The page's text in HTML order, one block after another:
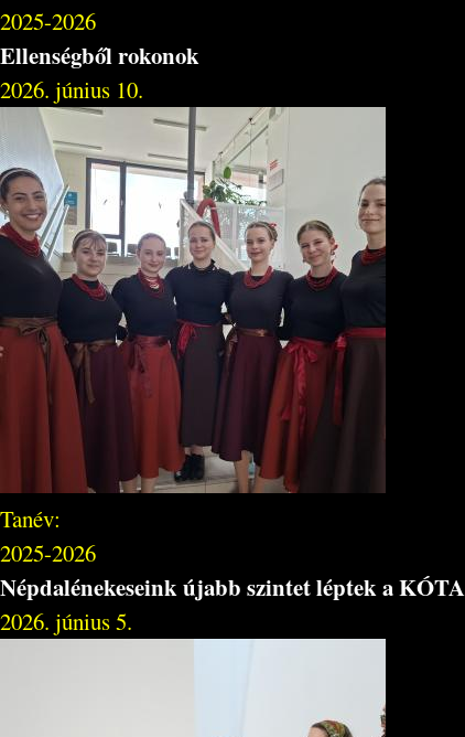
2025-2026
Ellenségből rokonok
2026. június 10.
Tanév:
2025-2026
Népdalénekeseink újabb szintet léptek a
2026. június 5.